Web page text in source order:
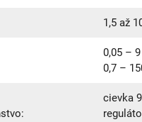
1,5 až
0,05 –
0,7 –
cievka